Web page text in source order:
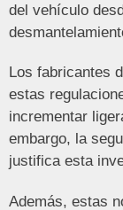
del vehículo
Los fabricantes
estas
incrementar
embargo, la
justifica esta
Además, estas